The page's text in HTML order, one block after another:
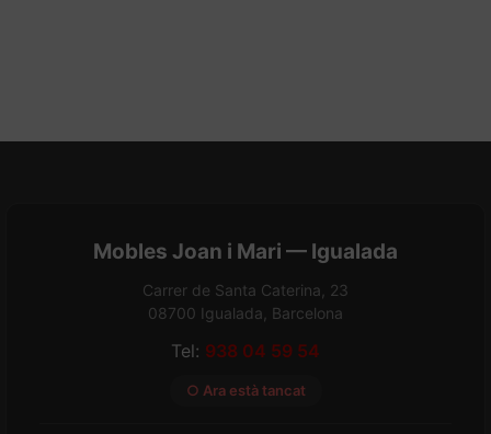
Mobles Joan i Mari — Igualada
Carrer de Santa Caterina, 23
08700 Igualada, Barcelona
Tel: 938 04 59 54
○ Ara està tancat